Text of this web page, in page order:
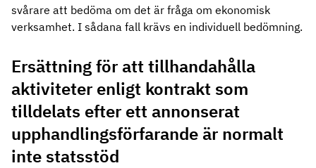
svårare att bedöma om det är fråga om ekonomisk
verksamhet. I sådana fall krävs en individuell bedömning.
Ersättning för att tillhandahålla
aktiviteter enligt kontrakt som
tilldelats efter ett annonserat
upphandlingsförfarande är normalt
inte statsstöd